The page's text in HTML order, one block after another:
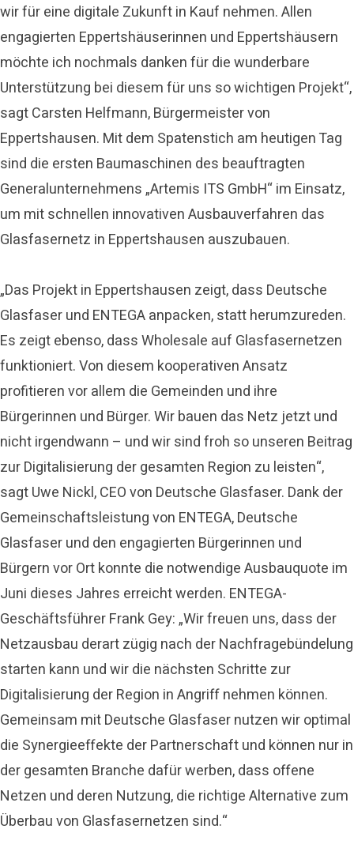
wir für eine digitale Zukunft in Kauf nehmen. Allen
engagierten Eppertshäuserinnen und Eppertshäusern
möchte ich nochmals danken für die wunderbare
Unterstützung bei diesem für uns so wichtigen Projekt“,
sagt Carsten Helfmann, Bürgermeister von
Eppertshausen. Mit dem Spatenstich am heutigen Tag
sind die ersten Baumaschinen des beauftragten
Generalunternehmens „Artemis ITS GmbH“ im Einsatz,
um mit schnellen innovativen Ausbauverfahren das
Glasfasernetz in Eppertshausen auszubauen.
„Das Projekt in Eppertshausen zeigt, dass Deutsche
Glasfaser und ENTEGA anpacken, statt herumzureden.
Es zeigt ebenso, dass Wholesale auf Glasfasernetzen
funktioniert. Von diesem kooperativen Ansatz
profitieren vor allem die Gemeinden und ihre
Bürgerinnen und Bürger. Wir bauen das Netz jetzt und
nicht irgendwann – und wir sind froh so unseren Beitrag
zur Digitalisierung der gesamten Region zu leisten“,
sagt Uwe Nickl, CEO von Deutsche Glasfaser. Dank der
Gemeinschaftsleistung von ENTEGA, Deutsche
Glasfaser und den engagierten Bürgerinnen und
Bürgern vor Ort konnte die notwendige Ausbauquote im
Juni dieses Jahres erreicht werden. ENTEGA-
Geschäftsführer Frank Gey: „Wir freuen uns, dass der
Netzausbau derart zügig nach der Nachfragebündelung
starten kann und wir die nächsten Schritte zur
Digitalisierung der Region in Angriff nehmen können.
Gemeinsam mit Deutsche Glasfaser nutzen wir optimal
die Synergieeffekte der Partnerschaft und können nur in
der gesamten Branche dafür werben, dass offene
Netzen und deren Nutzung, die richtige Alternative zum
Überbau von Glasfasernetzen sind.“